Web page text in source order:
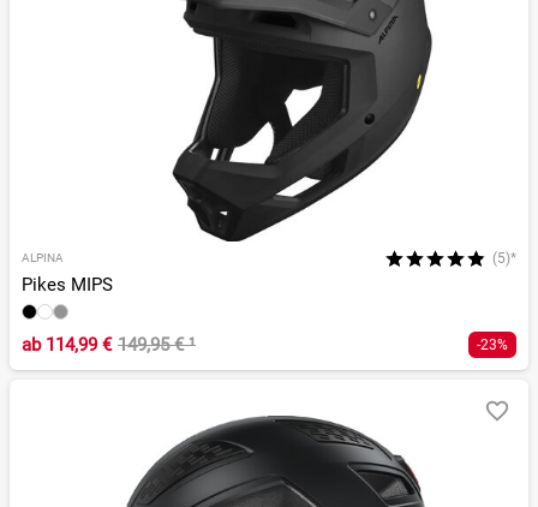
ALPINA (5)*
Pikes MIPS
ab114,99 € 149,95 €¹ -23%